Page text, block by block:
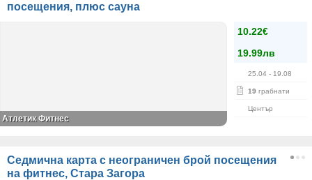
посещения, плюс сауна
10.22€
19.99лв
25.04 - 19.08
19 грабнати
Център
Атлетик Фитнес
Седмична карта с неограничен брой посещения
на фитнес, Стара Загора